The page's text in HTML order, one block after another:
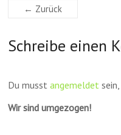
← Zurück
Schreibe einen
Du musstangemeldet
Wir sind umgezogen!